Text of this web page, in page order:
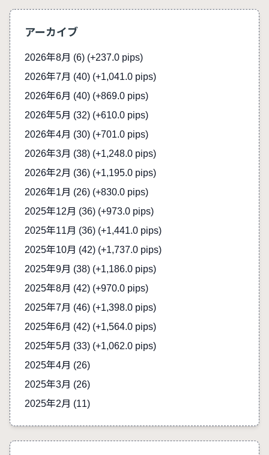
アーカイブ
2026年8月 (6) (+237.0 pips)
2026年7月 (40) (+1,041.0 pips)
2026年6月 (40) (+869.0 pips)
2026年5月 (32) (+610.0 pips)
2026年4月 (30) (+701.0 pips)
2026年3月 (38) (+1,248.0 pips)
2026年2月 (36) (+1,195.0 pips)
2026年1月 (26) (+830.0 pips)
2025年12月 (36) (+973.0 pips)
2025年11月 (36) (+1,441.0 pips)
2025年10月 (42) (+1,737.0 pips)
2025年9月 (38) (+1,186.0 pips)
2025年8月 (42) (+970.0 pips)
2025年7月 (46) (+1,398.0 pips)
2025年6月 (42) (+1,564.0 pips)
2025年5月 (33) (+1,062.0 pips)
2025年4月 (26)
2025年3月 (26)
2025年2月 (11)